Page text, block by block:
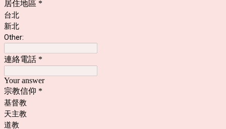
居住地區 *
台北
新北
Other:
連絡電話 *
Your answer
宗教信仰 *
基督教
天主教
道教